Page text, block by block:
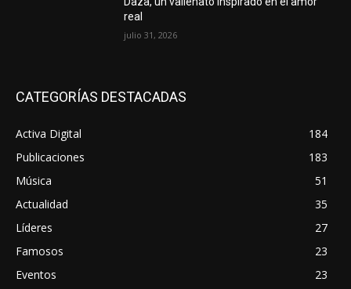
real
julio 31, 2026
CATEGORÍAS DESTACADAS
Activa Digital
184
Publicaciones
183
Música
51
Actualidad
35
Líderes
27
Famosos
23
Eventos
23